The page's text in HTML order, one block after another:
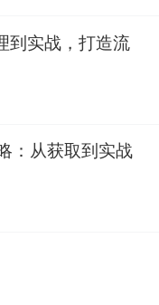
到实战，打造流
：从获取到实战